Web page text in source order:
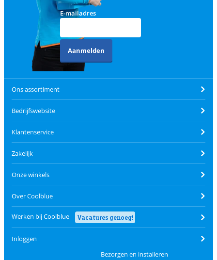
E-mailadres
Aanmelden
Ons assortiment
Bedrijfswebsite
Klantenservice
Zakelijk
Onze winkels
Over Coolblue
Werken bij Coolblue Vacatures genoeg!
Inloggen
Bezorgen en installeren